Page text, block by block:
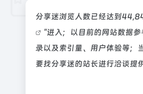
分享迷浏览人数已经达到
"进入；以目前的网站数据
录以及索引量、用户体验等；
要找分享迷的站长进行洽谈提